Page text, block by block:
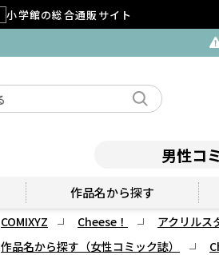
小学館の総合通販サイト
男性コ
作品名から探す
COMIXYZ Cheese！ アクリルス
作品名から探す（女性コミック誌）